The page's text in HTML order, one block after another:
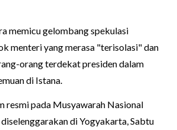
memicu gelombang spekulasi
menteri yang merasa "terisolasi" dan
orang terdekat presiden dalam
di Istana.
resmi pada Musyawarah Nasional
di Yogyakarta, Sabtu